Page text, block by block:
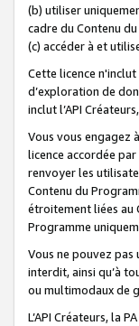
(b) utiliser
cadre du Contenu
(c) accéder à et
Cette licence
d’exploration de
inclut l’API
Vous vous engagez
licence accordée
renvoyer les
Contenu du
étroitement liées au
Programme
Vous ne pouvez pas
interdit, ainsi qu’à
ou multimodaux de
L’API Créateurs, la